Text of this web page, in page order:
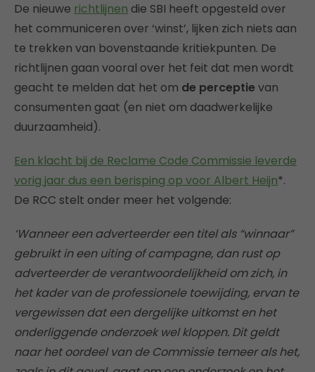
De nieuwe richtlijnen die SBI heeft opgesteld over
het communiceren over ‘winst’, lijken zich niets aan
te trekken van bovenstaande kritiekpunten. De
richtlijnen gaan vooral over het feit dat men wordt
geacht te melden dat het om de perceptie van
consumenten gaat (en niet om daadwerkelijke
duurzaamheid).
Een klacht bij de Reclame Code Commissie leverde
vorig jaar dus een berisping op voor Albert Heijn*.
De RCC stelt onder meer het volgende:
‘Wanneer een adverteerder een titel als “winnaar”
gebruikt in een uiting of campagne, dan rust op
adverteerder de verantwoordelijkheid om zich, in
het kader van de professionele toewijding, ervan te
vergewissen dat een dergelijke uitkomst en het
onderliggende onderzoek wel kloppen. Dit geldt
naar het oordeel van de Commissie temeer als het,